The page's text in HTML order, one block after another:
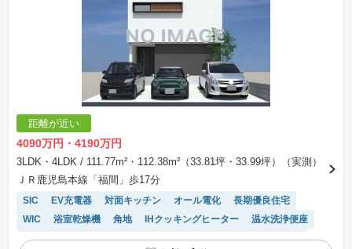
距離が近い
4090万円・4190万円
3LDK・4LDK / 111.77m²・112.38m²（33.81坪・33.99坪）（実測）
ＪＲ鹿児島本線「福間」歩17分
SIC EV充電器 対面キッチン オール電化
長期優良住宅
WIC
浴室乾燥機 角地 IHクッキングヒーター
温水洗浄便座
接面道路の幅が６m以上
陽当り良好 食洗機
トイレ2個以上